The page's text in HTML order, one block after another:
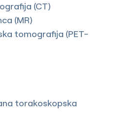
(CT)
(MR)
tomografija (PET-
torakoskopska